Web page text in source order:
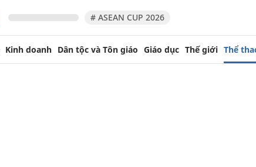
# ASEAN CUP 2026
Kinh doanh Dân tộc và Tôn giáo Giáo dục Thế giới Thể